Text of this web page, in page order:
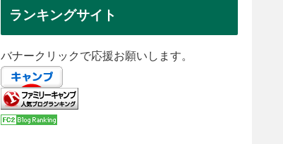
ランキングサイト
バナークリックで応援お願いします。